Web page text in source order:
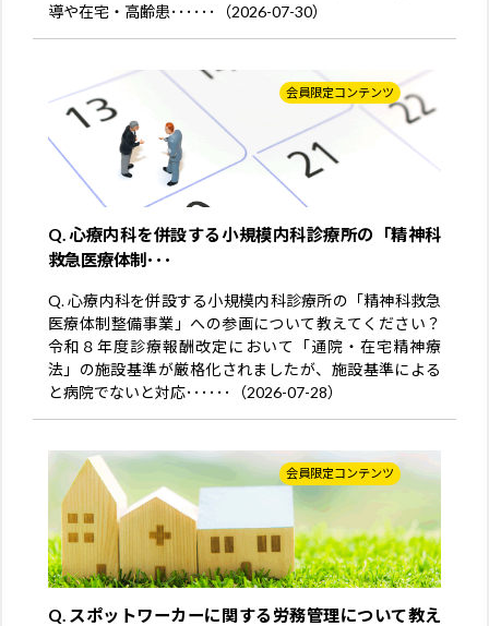
導や在宅・高齢患･･････（2026-07-30）
会員限定コンテンツ
Q. 心療内科を併設する小規模内科診療所の「精神科
救急医療体制･･･
Q. 心療内科を併設する小規模内科診療所の「精神科救急
医療体制整備事業」への参画について教えてください？
令和８年度診療報酬改定において「通院・在宅精神療
法」の施設基準が厳格化されましたが、施設基準による
と病院でないと対応･･････（2026-07-28）
会員限定コンテンツ
Q. スポットワーカーに関する労務管理について教え